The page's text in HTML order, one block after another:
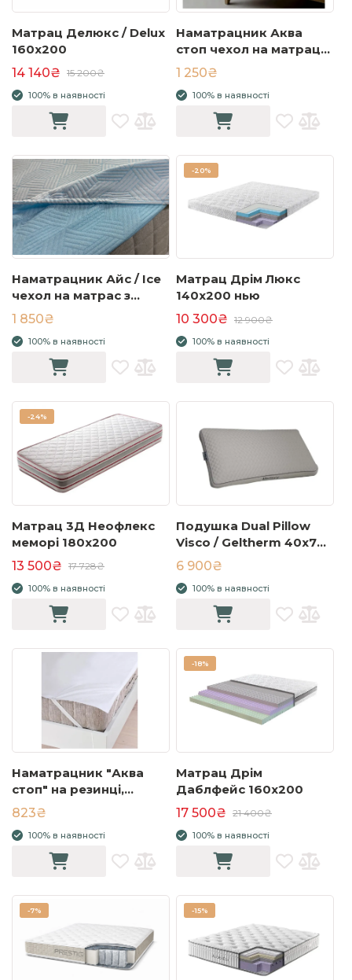
Матрац Делюкс / Delux
160x200
14 140₴ 15 200₴
100% в наявності
Наматрацник Аква
стоп чехол на матрац
160х200 з високим
бортом
1 250₴
100% в наявності
Наматрацник Айс / Ice
чехол на матрас з
бортом та
ефектом 180x200
1 850₴
100% в наявності
-20%
Матрац Дрім Люкс
140x200 нью
10 300₴ 12 900₴
100% в наявності
-24%
Матрац 3Д Неофлекс
меморі 180х200
13 500₴ 17 728₴
100% в наявності
Подушка Dual Pillow
Visco / Geltherm 40x70
см
6 900₴
100% в наявності
Наматрацник "Аква
стоп" на резинці,
мембрана 160х200
823₴
100% в наявності
-18%
Матрац Дрім
Даблфейс 160x200
17 500₴ 21 400₴
100% в наявності
-7% -15%